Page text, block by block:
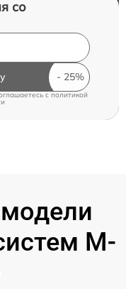
со
c политикой
M-